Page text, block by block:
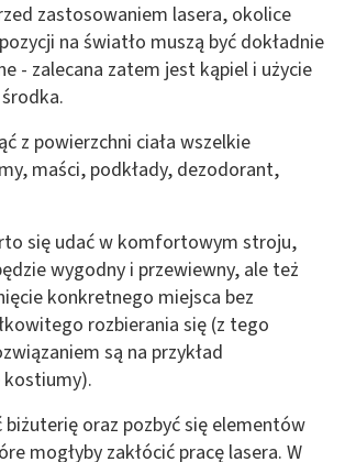
zastosowaniem lasera, okolice
na światło muszą być dokładnie
- zalecana zatem jest kąpiel i użycie
z powierzchni ciała wszelkie
maści, podkłady, dezodorant,
się udać w komfortowym stroju,
wygodny i przewiewny, ale też
konkretnego miejsca bez
rozbierania się (z tego
są na przykład
kostiumy).
biżuterię oraz pozbyć się elementów
mogłyby zakłócić pracę lasera. W